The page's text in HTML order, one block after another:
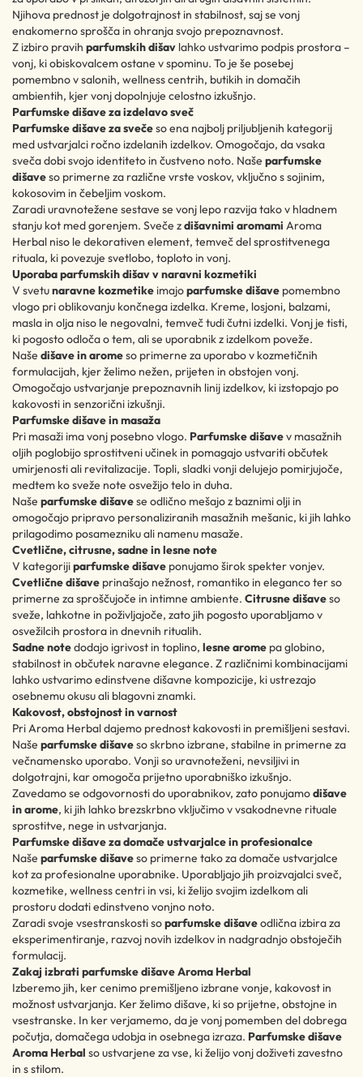
Njihova prednost je dolgotrajnost in stabilnost, saj se vonj
enakomerno sprošča in ohranja svojo prepoznavnost.
Z izbiro pravih parfumskih dišav lahko ustvarimo podpis prostora –
vonj, ki obiskovalcem ostane v spominu. To je še posebej
pomembno v salonih, wellness centrih, butikih in domačih
ambientih, kjer vonj dopolnjuje celostno izkušnjo.
Parfumske dišave za izdelavo sveč
Parfumske dišave za svečeso ena najbolj priljubljenih kategorij
med ustvarjalci ročno izdelanih izdelkov. Omogočajo, da vsaka
sveča dobi svojo identiteto in čustveno noto. Naše parfumske
dišaveso primerne za različne vrste voskov, vključno s sojinim,
kokosovim in čebeljim voskom.
Zaradi uravnotežene sestave se vonj lepo razvija tako v hladnem
stanju kot med gorenjem. Sveče zdišavnimi aromami Aroma
Herbal niso le dekorativen element, temveč del sprostitvenega
rituala, ki povezuje svetlobo, toploto in vonj.
Uporaba parfumskih dišav v naravni kozmetiki
V svetunaravne kozmetikeimajoparfumske dišave pomembno
vlogo pri oblikovanju končnega izdelka. Kreme, losjoni, balzami,
masla in olja niso le negovalni, temveč tudi čutni izdelki. Vonj je tisti,
ki pogosto odloča o tem, ali se uporabnik z izdelkom poveže.
Naše dišave in aromeso primerne za uporabo v kozmetičnih
formulacijah, kjer želimo nežen, prijeten in obstojen vonj.
Omogočajo ustvarjanje prepoznavnih linij izdelkov, ki izstopajo po
kakovosti in senzorični izkušnji.
Parfumske dišave in masaža
Pri masaži ima vonj posebno vlogo. Parfumske dišavev masažnih
oljih poglobijo sprostitveni učinek in pomagajo ustvariti občutek
umirjenosti ali revitalizacije. Topli, sladki vonji delujejo pomirjujoče,
medtem ko sveže note osvežijo telo in duha.
Naše parfumske dišavese odlično mešajo z baznimi olji in
omogočajo pripravo personaliziranih masažnih mešanic, ki jih lahko
prilagodimo posamezniku ali namenu masaže.
Cvetlične, citrusne, sadne in lesne note
V kategorijiparfumske dišave ponujamo širok spekter vonjev.
Cvetlične dišave prinašajo nežnost, romantiko in eleganco ter so
primerne za sproščujoče in intimne ambiente. Citrusne dišaveso
sveže, lahkotne in poživljajoče, zato jih pogosto uporabljamo v
osvežilcih prostora in dnevnih ritualih.
Sadne notedodajo igrivost in toplino, lesne arome pa globino,
stabilnost in občutek naravne elegance. Z različnimi kombinacijami
lahko ustvarimo edinstvene dišavne kompozicije, ki ustrezajo
osebnemu okusu ali blagovni znamki.
Kakovost, obstojnost in varnost
Pri Aroma Herbal dajemo prednost kakovosti in premišljeni sestavi.
Naše parfumske dišaveso skrbno izbrane, stabilne in primerne za
večnamensko uporabo. Vonji so uravnoteženi, nevsiljivi in
dolgotrajni, kar omogoča prijetno uporabniško izkušnjo.
Zavedamo se odgovornosti do uporabnikov, zato ponujamodišave
in arome, ki jih lahko brezskrbno vključimo v vsakodnevne rituale
sprostitve, nege in ustvarjanja.
Parfumske dišave za domače ustvarjalce in profesionalce
Naše parfumske dišaveso primerne tako za domače ustvarjalce
kot za profesionalne uporabnike. Uporabljajo jih proizvajalci sveč,
kozmetike, wellness centri in vsi, ki želijo svojim izdelkom ali
prostoru dodati edinstveno vonjno noto.
Zaradi svoje vsestranskosti soparfumske dišaveodlična izbira za
eksperimentiranje, razvoj novih izdelkov in nadgradnjo obstoječih
formulacij.
Zakaj izbrati parfumske dišave Aroma Herbal
Izberemo jih, ker cenimo premišljeno izbrane vonje, kakovost in
možnost ustvarjanja. Ker želimo dišave, ki so prijetne, obstojne in
vsestranske. In ker verjamemo, da je vonj pomemben del dobrega
počutja, domačega udobja in osebnega izraza. Parfumske dišave
Aroma Herbal so ustvarjene za vse, ki želijo vonj doživeti zavestno
in s stilom.